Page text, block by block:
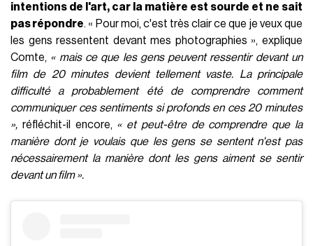
intentions de l'art, car la matière est sourde et ne sait
pas répondre. « Pour moi, c'est très clair ce que je veux que
les gens ressentent devant mes photographies », explique
Comte, « mais ce que les gens peuvent ressentir devant un
film de 20 minutes devient tellement vaste. La principale
difficulté a probablement été de comprendre comment
communiquer ces sentiments si profonds en ces 20 minutes
», réfléchit-il encore, « et peut-être de comprendre que la
manière dont je voulais que les gens se sentent n'est pas
nécessairement la manière dont les gens aiment se sentir
devant un film ».